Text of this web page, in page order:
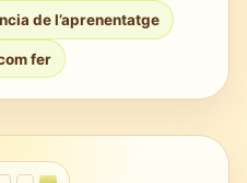
resolucions del
de l’aprenentatge
fer